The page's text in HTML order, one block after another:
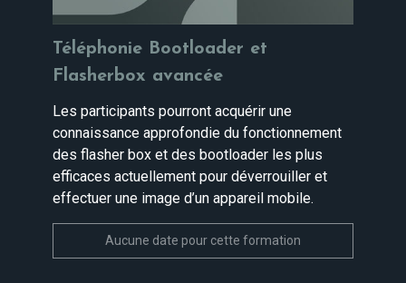
Téléphonie Bootloader et
Flasherbox avancée
Les participants pourront acquérir une
connaissance approfondie du fonctionnement
des flasher box et des bootloader les plus
efficaces actuellement pour déverrouiller et
effectuer une image d’un appareil mobile.
Aucune date pour cette formation